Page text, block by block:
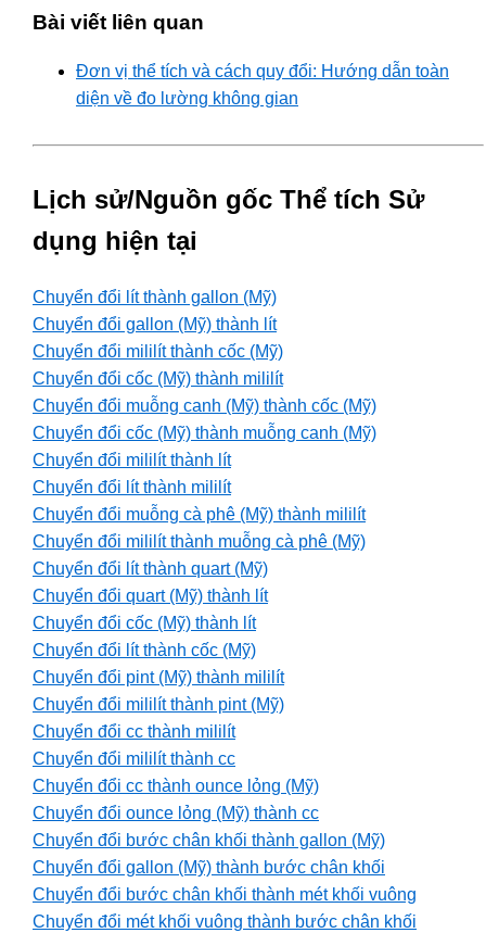
Bài viết liên quan
Đơn vị thể tích và cách quy đổi: Hướng dẫn toàn
diện về đo lường không gian
Lịch sử/Nguồn gốc Thể tích Sử
dụng hiện tại
Chuyển đổi lít thành gallon (Mỹ)
Chuyển đổi gallon (Mỹ) thành lít
Chuyển đổi mililít thành cốc (Mỹ)
Chuyển đổi cốc (Mỹ) thành mililít
Chuyển đổi muỗng canh (Mỹ) thành cốc (Mỹ)
Chuyển đổi cốc (Mỹ) thành muỗng canh (Mỹ)
Chuyển đổi mililít thành lít
Chuyển đổi lít thành mililít
Chuyển đổi muỗng cà phê (Mỹ) thành mililít
Chuyển đổi mililít thành muỗng cà phê (Mỹ)
Chuyển đổi lít thành quart (Mỹ)
Chuyển đổi quart (Mỹ) thành lít
Chuyển đổi cốc (Mỹ) thành lít
Chuyển đổi lít thành cốc (Mỹ)
Chuyển đổi pint (Mỹ) thành mililít
Chuyển đổi mililít thành pint (Mỹ)
Chuyển đổi cc thành mililít
Chuyển đổi mililít thành cc
Chuyển đổi cc thành ounce lỏng (Mỹ)
Chuyển đổi ounce lỏng (Mỹ) thành cc
Chuyển đổi bước chân khối thành gallon (Mỹ)
Chuyển đổi gallon (Mỹ) thành bước chân khối
Chuyển đổi bước chân khối thành mét khối vuông
Chuyển đổi mét khối vuông thành bước chân khối